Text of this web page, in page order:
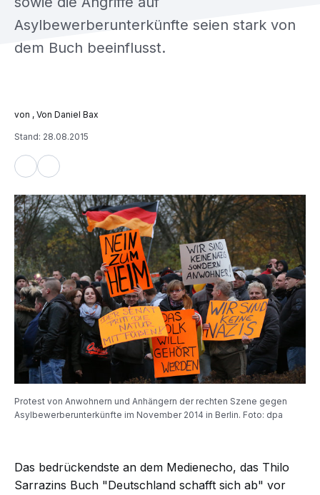
, Von Daniel Bax
Stand: 28.08.2015
Asylbewerberunterkünfte seien stark von
dem Buch beeinflusst.
Protest von Anwohnern und Anhängern der rechten Szene gegen
Asylbewerberunterkünfte im November 2014 in Berlin. Foto: dpa
Das bedrückendste an dem Medienecho, das Thilo
Sarrazins Buch "Deutschland schafft sich ab" vor